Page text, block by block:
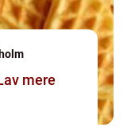
mere